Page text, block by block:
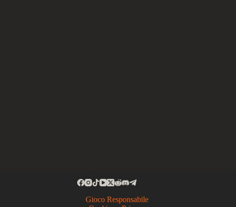
Gioco Responsabile